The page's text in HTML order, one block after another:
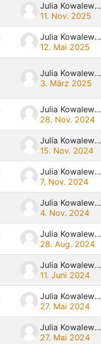
Julia Kowalewski
11. Nov. 2025
Julia Kowalewski
12. Mai 2025
Julia Kowalewski
3. März 2025
Julia Kowalewski
28. Nov. 2024
Julia Kowalewski
15. Nov. 2024
Julia Kowalewski
7. Nov. 2024
Julia Kowalewski
4. Nov. 2024
Julia Kowalewski
28. Aug. 2024
Julia Kowalewski
11. Juni 2024
Julia Kowalewski
27. Mai 2024
Julia Kowalewski
27. Mai 2024